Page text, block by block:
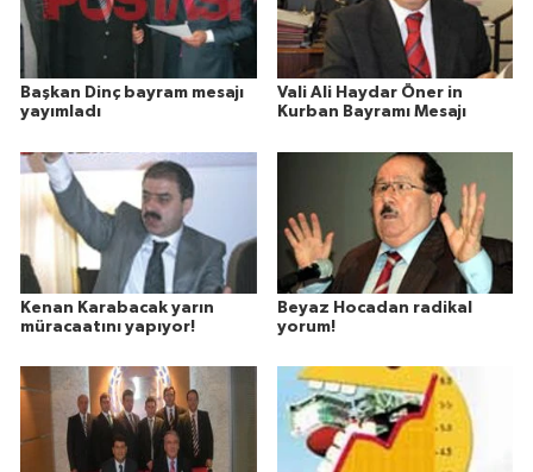
Başkan Dinç bayram mesajı
yayımladı
Vali Ali Haydar Öner in
Kurban Bayramı Mesajı
Kenan Karabacak yarın
müracaatını yapıyor!
Beyaz Hocadan radikal
yorum!